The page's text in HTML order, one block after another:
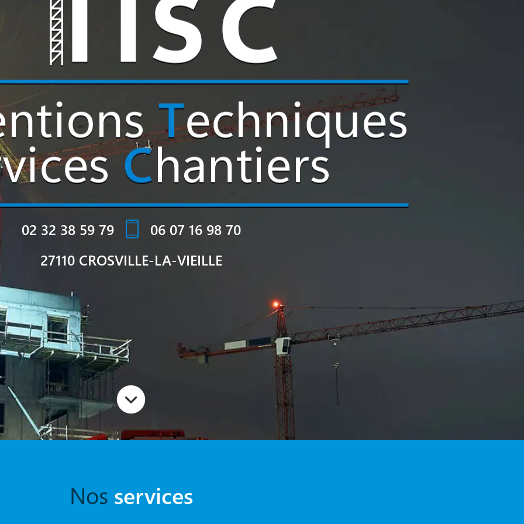
02 32 38 59 79
06 07 16 98 70
27110 CROSVILLE-LA-VIEILLE
Nos services